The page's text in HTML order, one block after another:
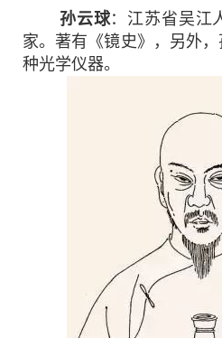
孙云球：江苏省吴江
家。著有《镜史》，另外